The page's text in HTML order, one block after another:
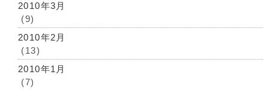
2010年3月
(9)
2010年2月
(13)
2010年1月
(7)